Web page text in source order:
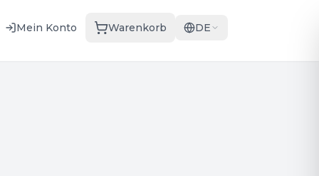
Mein Konto Warenkorb DE